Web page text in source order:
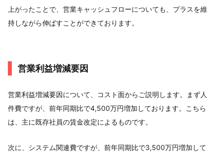
上がったことで、営業キャッシュフローについても、プラスを維
持しながら伸ばすことができております。
営業利益増減要因
営業利益増減要因について、コスト面からご説明します。まず人
件費ですが、前年同期比で4,500万円増加しております。こちら
は、主に既存社員の賃金改定によるものです。
次に、システム関連費ですが、前年同期比で3,500万円増加して